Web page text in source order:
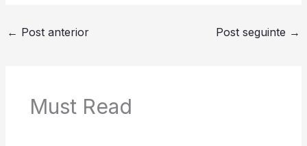
← Post anterior Post seguinte →
Must Read